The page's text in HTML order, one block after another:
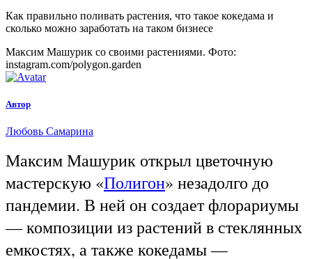
Как правильно поливать растения, что такое кокедама и
сколько можно заработать на таком бизнесе
Максим Машурик со своими растениями. Фото:
instagram.com/polygon.garden
Автор
Любовь Самарина
Максим Машурик открыл цветочную
мастерскую «Полигон» незадолго до
пандемии. В ней он создает флорариумы
— композиции из растений в стеклянных
емкостях, а также кокедамы —